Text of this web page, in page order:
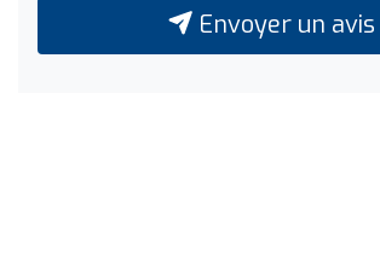
Envoyer un avis